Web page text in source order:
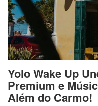
Yolo Wake Up
Premium e
Além do Carmo!